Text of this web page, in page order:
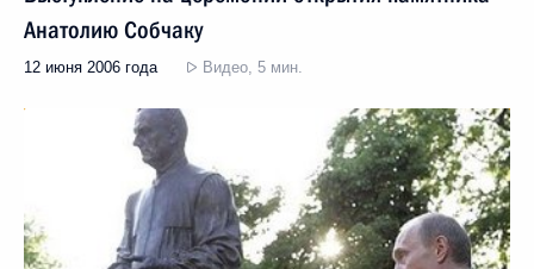
Анатолию Собчаку
12 июня 2006 года Видео, 5 мин.